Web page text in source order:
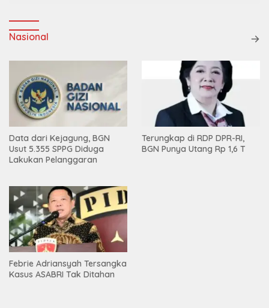
Nasional
Data dari Kejagung, BGN
Usut 5.355 SPPG Diduga
Lakukan Pelanggaran
Terungkap di RDP DPR-RI,
BGN Punya Utang Rp 1,6 T
Febrie Adriansyah Tersangka
Kasus ASABRI Tak Ditahan